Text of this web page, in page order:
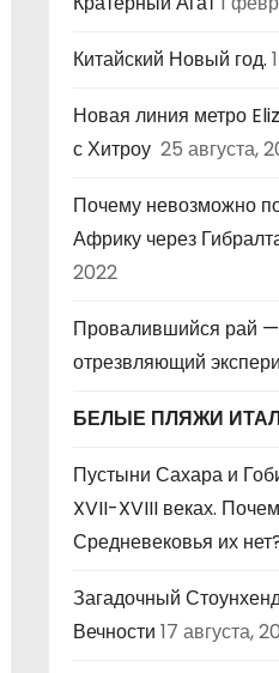
Китайский Новый год.
Новая линия метро
с Хитроу 25 августа,
Почему невозможно
Африку через
2022
Провалившийся рай
отрезвляющий
БЕЛЫЕ ПЛЯЖИ
Пустыни Сахара и
XVII-XVIII веках.
Средневековья их
Загадочный
Вечности 17 августа,